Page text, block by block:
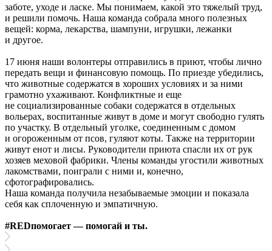
заботе, уходе и ласке. Мы понимаем, какой это тяжелый труд,
и решили помочь. Наша команда собрала много полезных
вещей: корма, лекарства, шампуни, игрушки, лежанки
и другое.
17 июня наши волонтеры отправились в приют, чтобы лично
передать вещи и финансовую помощь. По приезде убедились,
что животные содержатся в хороших условиях и за ними
грамотно ухаживают. Конфликтные и еще
не социализированные собаки содержатся в отдельных
вольерах, воспитанные живут в доме и могут свободно гулять
по участку. В отдельный уголке, соединенным с домом
и огороженным от псов, гуляют коты. Также на территории
живут енот и лисы. Руководители приюта спасли их от рук
хозяев меховой фабрики. Члены команды угостили животных
лакомствами, поиграли с ними и, конечно,
сфотографировались.
Наша команда получила незабываемые эмоции и показала
себя как сплоченную и эмпатичную.
#REDпомогает — помогай и ты.